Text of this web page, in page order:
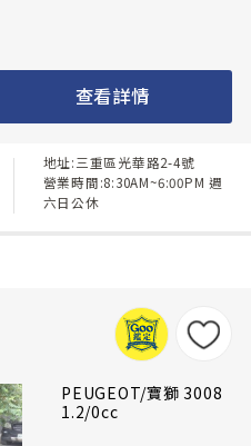
查看詳情
地址:三重區光華路2-4號
營業時間:8:30AM~6:00PM 週
六日公休
PEUGEOT/寶獅 3008
1.2/0cc